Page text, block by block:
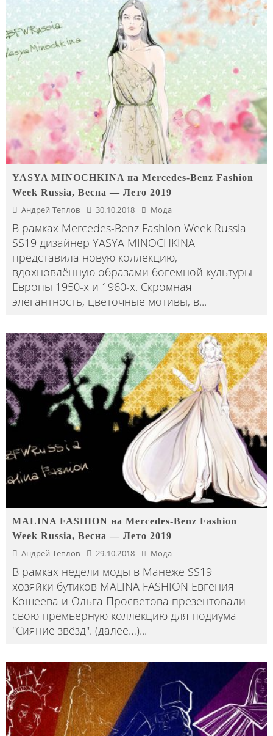
YASYA MINOCHKINA на Mercedes-Benz Fashion
Week Russia, Весна — Лето 2019
Андрей Теплов 30.10.2018 Мода
В рамках Mercedes-Benz Fashion Week Russia
SS19 дизайнер YASYA MINOCHKINA
представила новую коллекцию,
вдохновлённую образами богемной культуры
Европы 1950-х и 1960-х. Скромная
элегантность, цветочные мотивы, в...
MALINA FASHION на Mercedes-Benz Fashion
Week Russia, Весна — Лето 2019
Андрей Теплов 29.10.2018 Мода
В рамках недели моды в Манеже SS19
хозяйки бутиков MALINA FASHION Евгения
Кощеева и Ольга Просветова презентовали
свою премьерную коллекцию для подиума
"Сияние звёзд". (далее…)...